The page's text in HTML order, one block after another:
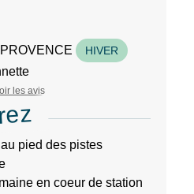
HIVER
les avis
pied des pistes
en coeur de station